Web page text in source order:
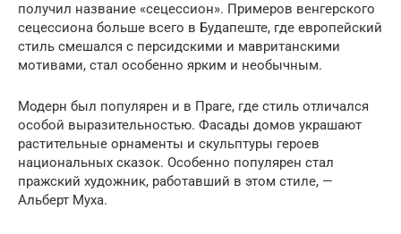
получил название «сецессион». Примеров венгерского
сецессиона больше всего в Будапеште, где европейский
стиль смешался с персидскими и мавританскими
мотивами, стал особенно ярким и необычным.
Модерн был популярен и в Праге, где стиль отличался
особой выразительностью. Фасады домов украшают
растительные орнаменты и скульптуры героев
национальных сказок. Особенно популярен стал
пражский художник, работавший в этом стиле, —
Альберт Муха.